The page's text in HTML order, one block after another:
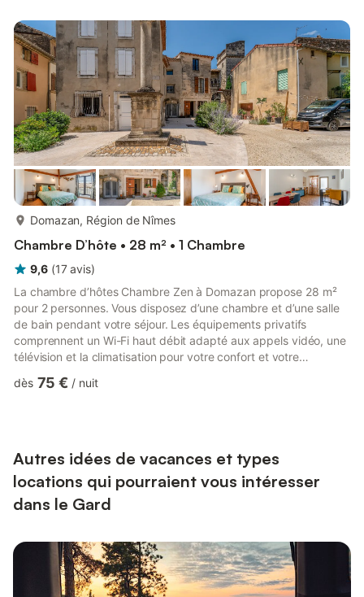
équipée d’une TV, d’un dressing et d’une table pour vos repas.
Le petit déjeuner est servi en chambre ou en terrasse. La te...
Domazan, Région de Nîmes
Chambre D’hôte • 28 m² • 1 Chambre
9,6 (17 avis)
La chambre d’hôtes Chambre Zen à Domazan propose 28 m²
pour 2 personnes. Vous disposez d’une chambre et d’une salle
de bain pendant votre séjour. Les équipements privatifs
comprennent un Wi-Fi haut débit adapté aux appels vidéo, une
télévision et la climatisation pour votre confort et votre
quelques minutes d'Avignon, cette chambre d'hôtes de
dès 75 € / nuit
Autres idées de vacances et types
locations qui pourraient vous intéresser
dans le Gard